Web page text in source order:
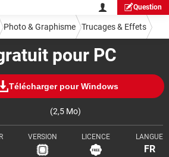
Question
pour PC
Télécharger pour Windows
(2,5 Mo)
VERSION LICENCE LANGUE
FR
Photo & Graphisme Trucages & Effets